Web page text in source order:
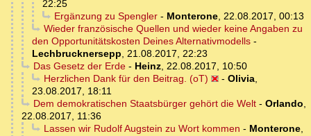
22:25
Ergänzung zu Spengler- Monterone, 22.08.2017, 00:13
Wieder französische Quellen und wieder keine Angaben zu
den Opportunitätskosten Deines Alternativmodells -
Lechbrucknersepp, 21.08.2017, 22:23
Das Gesetz der Erde- Heinz, 22.08.2017, 10:50
Herzlichen Dank für den Beitrag. (oT)
- Olivia,
23.08.2017, 18:11
Dem demokratischen Staatsbürger gehört die Welt- Orlando,
22.08.2017, 11:36
Lassen wir Rudolf Augstein zu Wort kommen - Monterone,